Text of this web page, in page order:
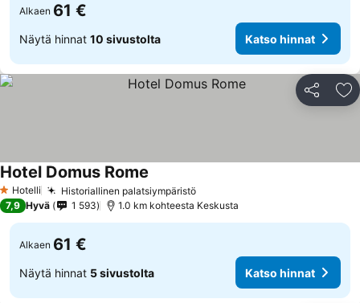
Alkaen 61 €
Näytä hinnat 10 sivustolta Katso hinnat
Jaa
1 Tähtiluokitus
Hotelli Historiallinen palatsiympäristö
Hotel Domus Rome
7,9 Hyvä 1 593 1.0 km kohteesta Keskusta
Alkaen 61 €
Näytä hinnat 5 sivustolta Katso hinnat